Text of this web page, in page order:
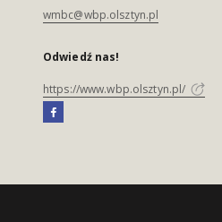
wmbc@wbp.olsztyn.pl
Odwiedź nas!
https://www.wbp.olsztyn.pl/